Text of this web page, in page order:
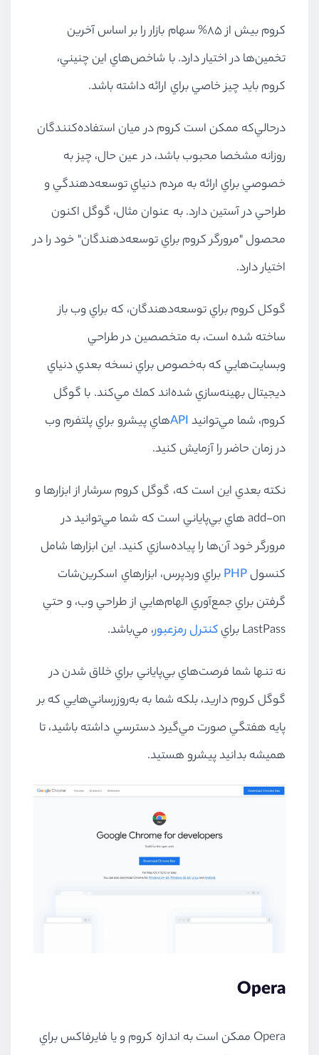
كروم بيش از 85% سهام بازار را بر اساس آخرين
تخمين‌ها در اختيار دارد. با شاخص‌هاي اين چنيني،
كروم بايد چيز خاصي براي ارائه داشته باشد.
درحالي‌كه ممكن است كروم در ميان استفاده‌كنندگان
روزانه مشخصا محبوب باشد، در عين حال، چيز به
خصوصي براي ارائه به مردم دنياي توسعه‌دهندگي و
طراحي در آستين دارد. به عنوان مثال، گوگل اكنون
محصول "مرورگر كروم براي توسعه‌دهندگان" خود را در
اختيار دارد.
گوكل كروم براي توسعه‌دهندگان، كه براي وب باز
ساخته شده است، به متخصصين در طراحي
وبسايت‌هايي كه به‌خصوص براي نسخه بعدي دنياي
ديجيتال بهينه‌سازي شده‌اند كمك مي‌كند. با گوگل
كروم، شما مي‌توانيدAPIهاي پيشرو براي پلتفرم وب
در زمان حاضر را آزمايش كنيد.
نكته بعدي اين است كه، گوگل كروم سرشار از ابزارها و
add-on هاي بي‌پاياني است كه شما مي‌توانيد در
مرورگر خود آن‌ها را پياده‌سازي كنيد. اين ابزارها شامل
كنسولPHPبراي وردپرس، ابزارهاي اسكرين‌شات
گرفتن براي جمع‌آوري الهام‌هايي از طراحي وب، و حتي
LastPass براي
كنترل رمزعبور، مي‌باشد.
نه تنها شما فرصت‌هاي بي‌پاياني براي خلاق شدن در
گوگل كروم داريد، بلكه شما به به‌روزرساني‌هايي كه بر
پايه هفتگي صورت مي‌گيرد دسترسي داشته باشيد، تا
هميشه بدانيد پيشرو هستيد.
Opera
Opera ممكن است به اندازه كروم و يا فايرفاكس براي